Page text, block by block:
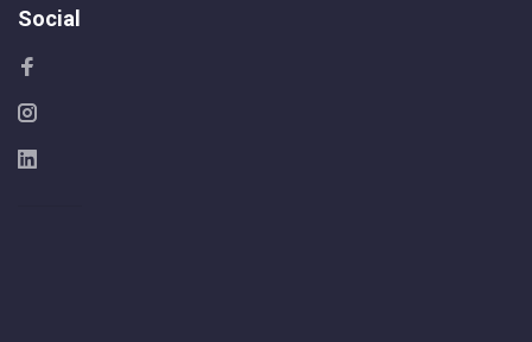
Social